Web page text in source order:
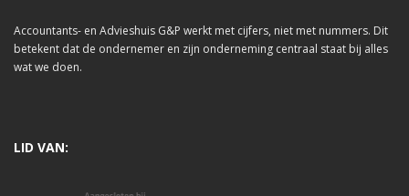
Accountants- en Advieshuis G&P werkt met cijfers, niet met nummers. Dit
betekent dat de ondernemer en zijn onderneming centraal staat bij alles
wat we doen.
LID VAN: